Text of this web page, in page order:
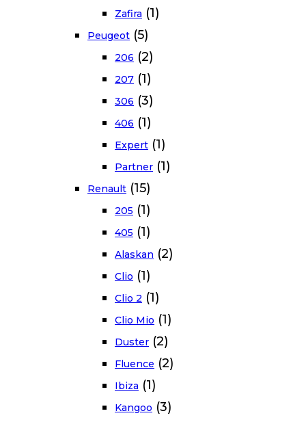
Zafira (1)
Peugeot (5)
206 (2)
207 (1)
306 (3)
406 (1)
Expert (1)
Partner (1)
Renault (15)
205 (1)
405 (1)
Alaskan (2)
Clio (1)
Clio 2 (1)
Clio Mio (1)
Duster (2)
Fluence (2)
Ibiza (1)
Kangoo (3)